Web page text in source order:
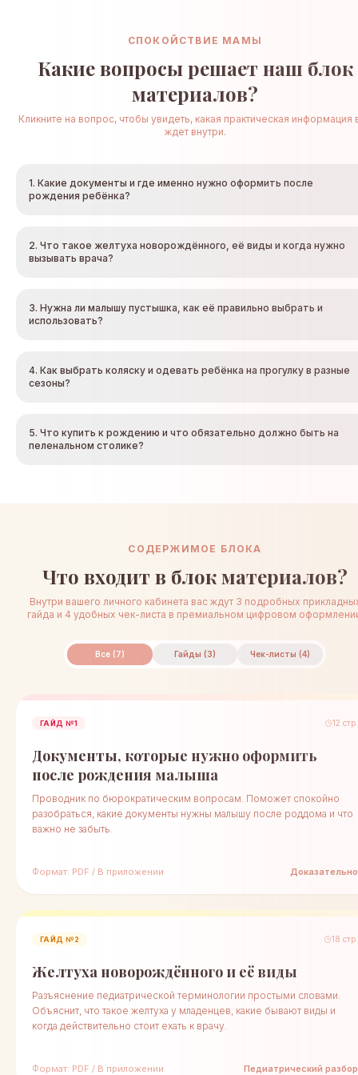
СПОКОЙСТВИЕ МАМЫ
Какие вопросы решает наш блок
материалов?
Кликните на вопрос, чтобы увидеть, какая практическая информация
ждет внутри.
1. Какие документы и где именно нужно оформить после
рождения ребёнка?
2. Что такое желтуха новорождённого, её виды и когда нужно
вызывать врача?
3. Нужна ли малышу пустышка, как её правильно выбрать и
использовать?
4. Как выбрать коляску и одевать ребёнка на прогулку в разные
сезоны?
5. Что купить к рождению и что обязательно должно быть на
пеленальном столике?
СОДЕРЖИМОЕ БЛОКА
Что входит в блок материалов?
Внутри вашего личного кабинета вас ждут 3 подробных
гайда и 4 удобных чек-листа в премиальном цифровом
Все (7) Гайды (3) Чек-листы (4)
ГАЙД №1 12 стр.
Документы, которые нужно оформить
после рождения малыша
Проводник по бюрократическим вопросам. Поможет спокойно
разобраться, какие документы нужны малышу после роддома и что
важно не забыть.
Формат: PDF / В приложении Доказательно
ГАЙД №2 18 стр.
Желтуха новорождённого и её виды
Разъяснение педиатрической терминологии простыми словами.
Объяснит, что такое желтуха у младенцев, какие бывают виды и
когда действительно стоит ехать к врачу.
Формат: PDF / В приложении Педиатрический разбор